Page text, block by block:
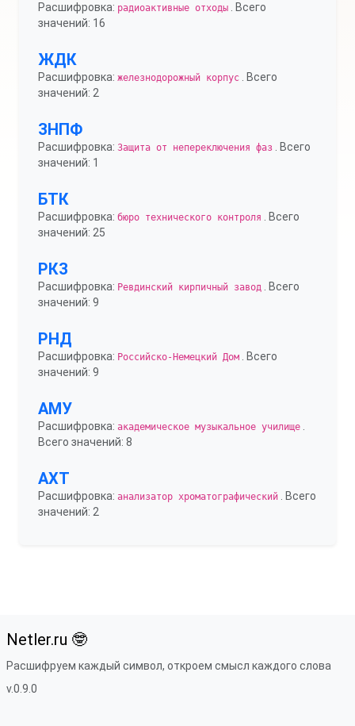
Расшифровка: радиоактивные отходы . Всего
значений: 16
ЖДК
Расшифровка: железнодорожный корпус . Всего
значений: 2
ЗНПФ
Расшифровка: Защита от непереключения фаз . Всего
значений: 1
БТК
Расшифровка: бюро технического контроля
. Всего
значений: 25
РКЗ
Расшифровка: Ревдинский кирпичный завод . Всего
значений: 9
РНД
Расшифровка: Российско-Немецкий Дом . Всего
значений: 9
АМУ
Расшифровка: академическое музыкальное училище
Всего значений: 8
АХТ
Расшифровка: анализатор хроматографический . Всего
значений: 2
Netler.ru 🤓
Расшифруем каждый символ, откроем смысл каждого слова
v.0.9.0